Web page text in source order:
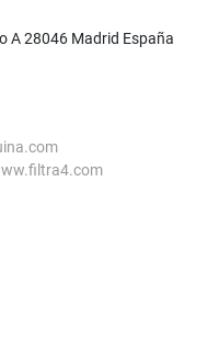
A 28046 Madrid España